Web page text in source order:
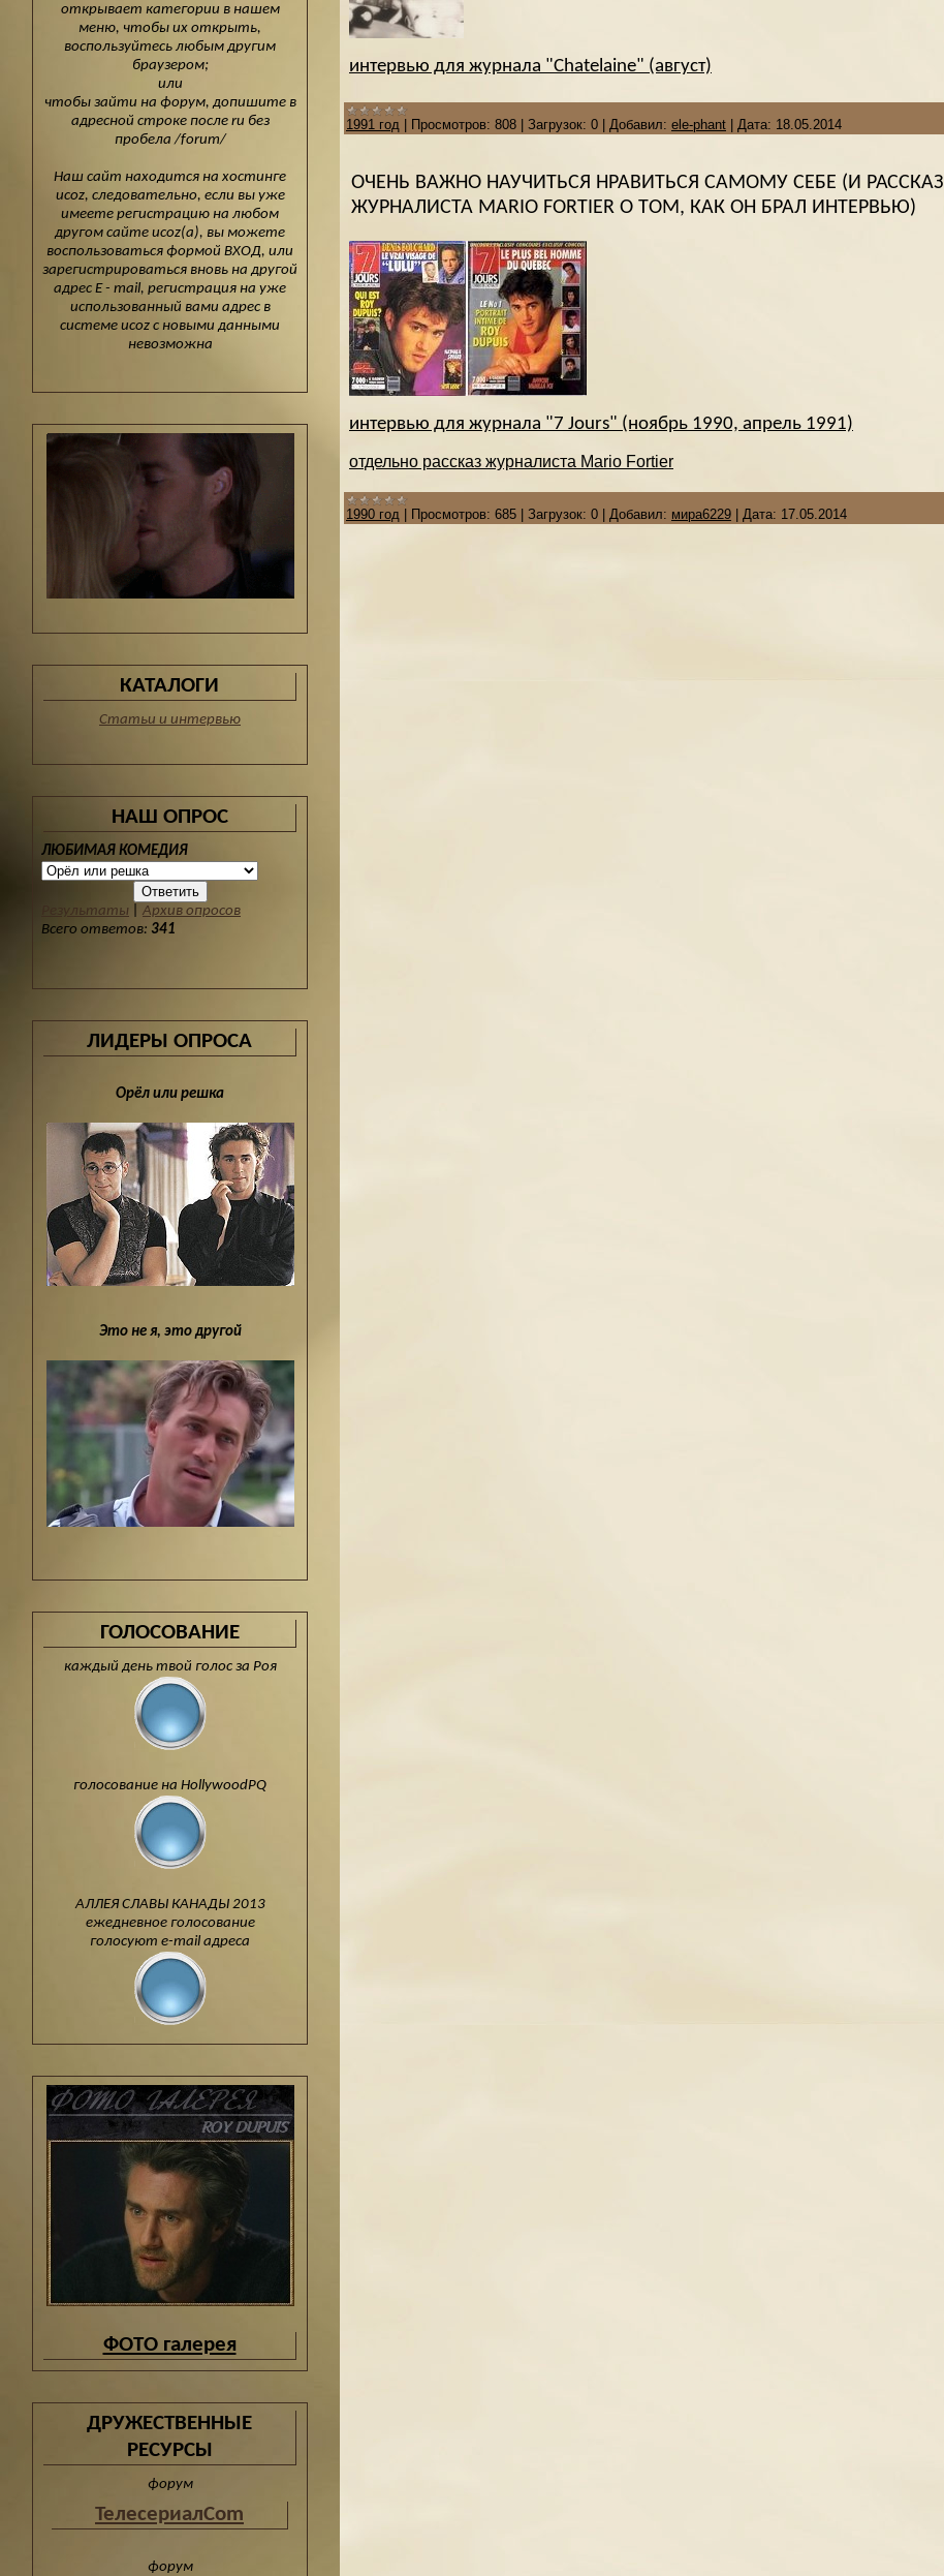
открывает категории в нашем
меню, чтобы их открыть,
воспользуйтесь любым другим
браузером;
или
чтобы зайти на форум, допишите в
адресной строке после ru без
пробела /forum/
Наш сайт находится на хостинге
ucoz, следовательно, если вы уже
имеете регистрацию на любом
другом сайте ucoz(а), вы можете
воспользоваться формой ВХОД, или
зарегистрироваться вновь на другой
адрес E - mail, регистрация на уже
использованный вами адрес в
системе ucoz с новыми данными
невозможна
КАТАЛОГИ
Статьи и интервью
НАШ ОПРОС
ЛЮБИМАЯ КОМЕДИЯ
Результаты
Архив опросов
Всего ответов: 341
ЛИДЕРЫ ОПРОСА
Орёл или решка
Это не я, это другой
ГОЛОСОВАНИЕ
каждый день твой голос за Роя
голосование на HollywoodPQ
АЛЛЕЯ СЛАВЫ КАНАДЫ 2013
ежедневное голосование
голосуют e-mail адреса
ФОТО галерея
ДРУЖЕСТВЕННЫЕ
РЕСУРСЫ
форум
ТелесериалCom
форум
интервью для журнала "Chatelaine" (август)
1991 год Просмотров: 808 Загрузок: 0 Добавил: ele-phant Дата: 18.05.2014
ОЧЕНЬ ВАЖНО НАУЧИТЬСЯ НРАВИТЬСЯ САМОМУ СЕБЕ (И РАССКАЗ
ЖУРНАЛИСТА MARIO FORTIER О ТОМ, КАК ОН БРАЛ ИНТЕРВЬЮ)
интервью для журнала "7 Jours" (ноябрь 1990, апрель 1991)
отдельно рассказ журналиста Mario Fortier
1990 год Просмотров: 685 Загрузок: 0 Добавил: мира6229 Дата: 17.05.2014